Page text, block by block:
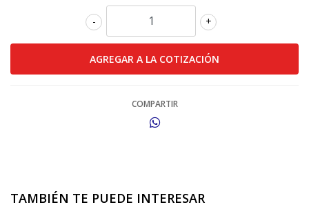
+
-
COMPARTIR
TAMBIÉN TE PUEDE INTERESAR